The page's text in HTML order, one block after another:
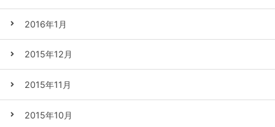
2016年1月
2015年12月
2015年11月
2015年10月